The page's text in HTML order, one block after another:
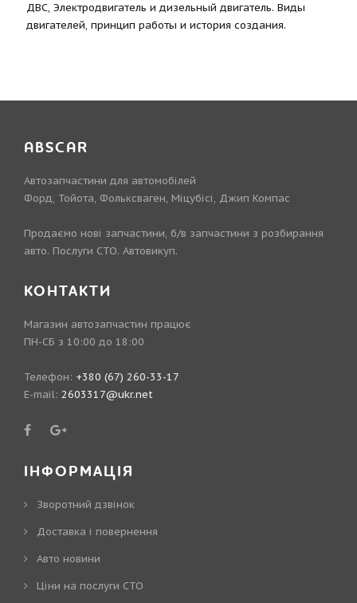
ДВС, Электродвигатель и дизельный двигатель. Виды
двигателей, принцип работы и история создания.
ABSCAR
Автозапчастини для автомобілей
Форд, Тойота, Фольксваген, Міцубісі, Джип Компас
Продаємо нові запчастини, б/в запчастини з розбирання
авто. Послуги СТО. Автовикуп.
КОНТАКТИ
Магазин автозапчастин працює
ПН-СБ з 10:00 до 18:00
Телефон: +380 (67) 260-33-17
E-mail: 2603317@ukr.net
ІНФОРМАЦІЯ
Зворотний дзвінок
Доставка і повернення
Авто новини
Ціни на послуги СТО